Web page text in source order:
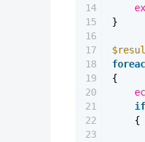
14
15
16
17
18
19
20
21
22
23
}
{
if
{